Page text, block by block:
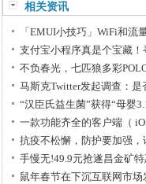
相关资讯
「EMUI小技巧」WiFi和流
支付宝小程序真是个宝藏
不负春光，七匹狼多彩
马斯克Twitter发起调查：是
“汉臣氏益生菌”获得“母婴
一款功能齐全的客户端（
抗疫不松懈，防护要加强
手慢无!49.9元抢遂昌金矿
鼠年春节在下沉互联网市场